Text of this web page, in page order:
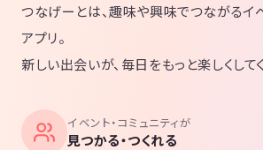
つなげーとは、趣味や興味でつながるイ
アプリ。
新しい出会いが、毎日をもっと楽しくして
イベント・コミュニティが
見つかる・つくれる